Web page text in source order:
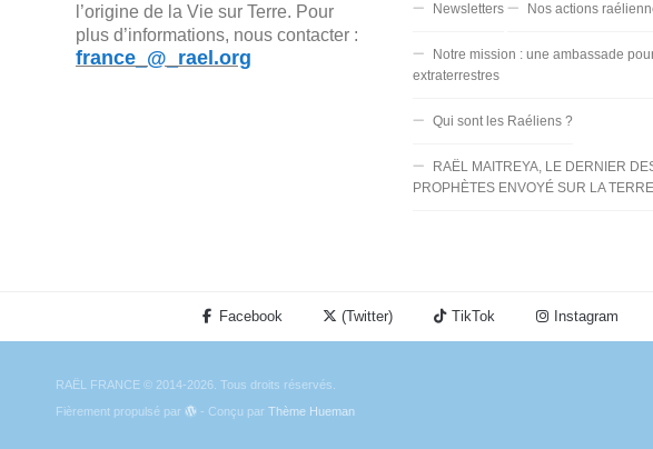
l’origine de la Vie sur Terre. Pour
plus d’informations, nous contacter :
france_@_rael.org
Newsletters Nos actions
Notre mission : une ambassade
extraterrestres
Qui sont les Raéliens ?
RAËL MAITREYA, LE DERNIER
PROPHÈTES ENVOYÉ SUR LA TERRE
Facebook (Twitter) TikTok Instagram
RAËL FRANCE © 2014-2026. Tous droits réservés.
Fièrement propulsé par
- Conçu par Thème Hueman